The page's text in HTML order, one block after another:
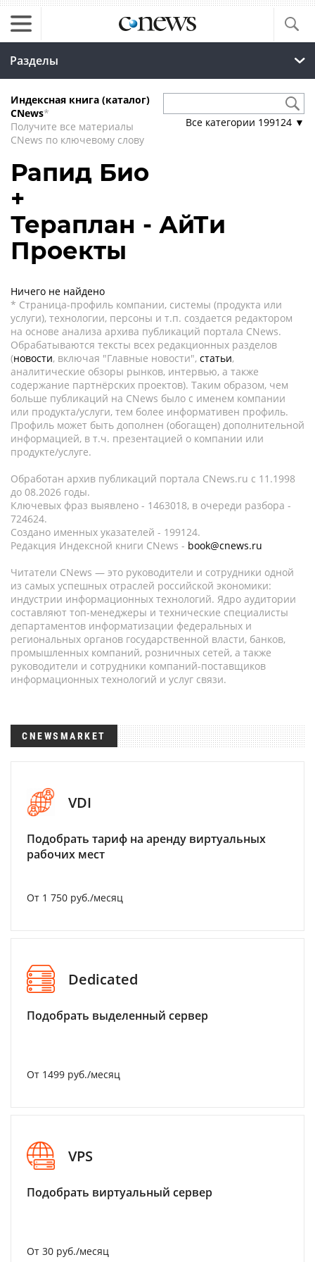
Разделы
Индексная книга (каталог)
CNews*
Получите все материалы
CNews по ключевому слову
Все категории 199124 ▼
Рапид Био
+
Тераплан - АйТи
Проекты
Ничего не найдено
* Страница-профиль компании, системы (продукта или
услуги), технологии, персоны и т.п. создается редактором
на основе анализа архива публикаций портала CNews.
Обрабатываются тексты всех редакционных разделов
(новости, включая "Главные новости", статьи,
аналитические обзоры рынков, интервью, а также
содержание партнёрских проектов). Таким образом, чем
больше публикаций на CNews было с именем компании
или продукта/услуги, тем более информативен профиль.
Профиль может быть дополнен (обогащен) дополнительной
информацией, в т.ч. презентацией о компании или
продукте/услуге.
Обработан архив публикаций портала CNews.ru c 11.1998
до 08.2026 годы.
Ключевых фраз выявлено - 1463018, в очереди разбора -
724624.
Создано именных указателей - 199124.
Редакция Индексной книги CNews - book@cnews.ru
Читатели CNews — это руководители и сотрудники одной
из самых успешных отраслей российской экономики:
индустрии информационных технологий. Ядро аудитории
составляют топ-менеджеры и технические специалисты
департаментов информатизации федеральных и
региональных органов государственной власти, банков,
промышленных компаний, розничных сетей, а также
руководители и сотрудники компаний-поставщиков
информационных технологий и услуг связи.
CNEWSMARKET
VDI
Подобрать тариф на аренду виртуальных
рабочих мест
От 1 750 руб./месяц
Dedicated
Подобрать выделенный сервер
От 1499 руб./месяц
VPS
Подобрать виртуальный сервер
От 30 руб./месяц